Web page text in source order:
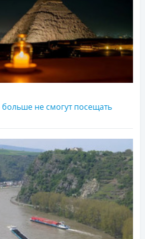
больше не смогут посещать